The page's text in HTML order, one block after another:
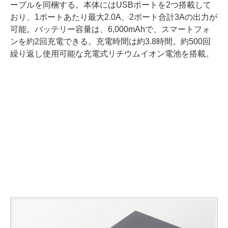
ーブルを同梱する。本体にはUSBポートを2つ搭載して
おり、1ポートあたり最大2.0A、2ポート合計3Aの出力が
可能。バッテリー容量は、6,000mAhで、スマートフォ
ンを約2回充電できる。充電時間は約3.8時間。約500回
繰り返し使用可能な充電式リチウムイオン電池を搭載。